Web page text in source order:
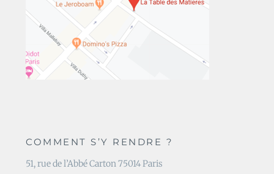
COMMENT S’Y RENDRE ?
51, rue de l’Abbé Carton 75014 Paris